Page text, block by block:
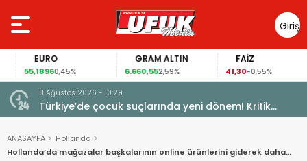
Giriş
Yap
EURO
55,18960,45%
GRAM ALTIN
6.660,552,59%
FAİZ
41,30-0,55%
8 Ağustos 2026 - 10:29
Türkiye’de çocuk suçlarında yeni dönem! Kritik
maddeler kabul edildi
ANASAYFA
Hollanda
Hollanda’da mağazalar başkalarının online ürünlerini giderek daha